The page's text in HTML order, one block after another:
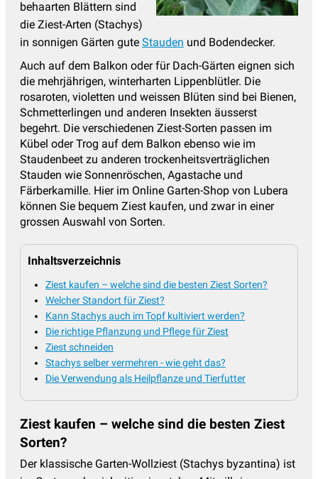
Margerite - Leucanthemum(5)
Mohn - Papaver(6)
Mädchenauge(9)
Nachtkerze - Oenothera(4)
Nelken (8)
Nelkenwurz - Geum
Oregano - Origanum(9)
Perlkörbchen - Anaphalis(2)
Pfingstrosen(63)
Platterbse - Lathyrus
Prachtkerze - Gaura(5)
Prachtscharte - Liatris (3)
Prachtspiere(17)
Primeln - Primula(15)
Ranunculus - Hahnenfuss(4)
Salomonssiegel(3)
behaarten Blättern sind
die Ziest-Arten (Stachys)
in sonnigen Gärten gute Stauden und Bodendecker.
Auch auf dem Balkon oder für Dach-Gärten eignen sich
die mehrjährigen, winterharten Lippenblütler. Die
rosaroten, violetten und weissen Blüten sind bei Bienen,
Schmetterlingen und anderen Insekten äusserst
begehrt. Die verschiedenen Ziest-Sorten passen im
Kübel oder Trog auf dem Balkon ebenso wie im
Staudenbeet zu anderen trockenheitsverträglichen
Stauden wie Sonnenröschen, Agastache und
Färberkamille. Hier im Online Garten-Shop von Lubera
können Sie bequem Ziest kaufen, und zwar in einer
grossen Auswahl von Sorten.
Inhaltsverzeichnis
Ziest kaufen – welche sind die besten Ziest Sorten?
Welcher Standort für Ziest?
Kann Stachys auch im Topf kultiviert werden?
Die richtige Pflanzung und Pflege für Ziest
Ziest schneiden
Stachys selber vermehren - wie geht das?
Die Verwendung als Heilpflanze und Tierfutter
Ziest kaufen – welche sind die besten Ziest
Sorten?
Der klassische Garten-Wollziest (Stachys byzantina) ist